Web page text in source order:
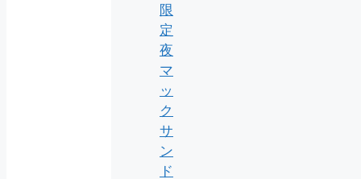
限
定
夜
マ
ッ
ク
サ
ン
ド